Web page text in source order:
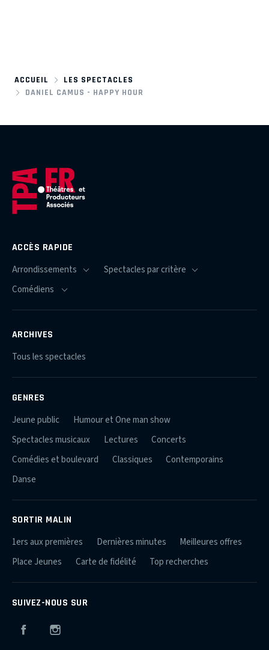
ACCUEIL
LES SPECTACLES
DANIEL CAMUS - HAPPY HOUR
ACCÈS RAPIDE
ARCHIVES
Tous les spectacles
GENRES
Jeune public
Humour et One man show
Spectacles musicaux
Lectures
Concerts
Comédies et boulevard
Classiques
Contemporains
Danse
SORTIR MALIN
1ers aux premières Dernières minutes
Meilleures offres
Place Jeunes
Carte de fidélité Top recherches
SUIVEZ-NOUS SUR
Facebook